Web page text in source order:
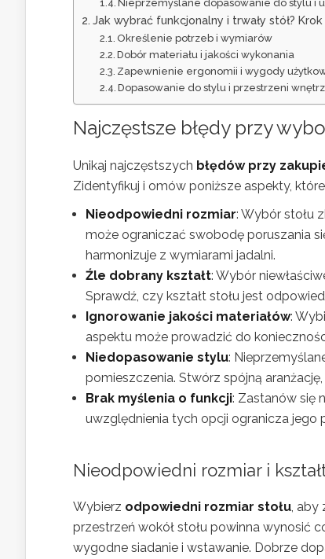
Nieprzemyślane dopasowanie do stylu i
Jak wybrać funkcjonalny i trwały stół?
Określenie potrzeb i wymiarów
Dobór materiału i jakości wykonania
Zapewnienie ergonomii i wygody
Dopasowanie do stylu i przestrzeni
Najczęstsze błędy przy
Unikaj najczęstszych błędów przy
Zidentyfikuj i omów poniższe aspekty,
Nieodpowiedni rozmiar: Wybór stołu
może ograniczać swobodę poruszania
harmonizuje z wymiarami jadalni.
Źle dobrany kształt: Wybór
Sprawdź, czy kształt stołu jest
Ignorowanie jakości materiałów:
aspektu może prowadzić do
Niedopasowanie stylu:
pomieszczenia. Stwórz spójną
Brak myślenia o funkcji: Zastanów się
uwzględnienia tych opcji ogranicza jego
Nieodpowiedni rozmiar i
Wybierz odpowiedni rozmiar stołu ,
przestrzeń wokół stołu powinna wynosić
wygodne siadanie i wstawanie. Dobrze